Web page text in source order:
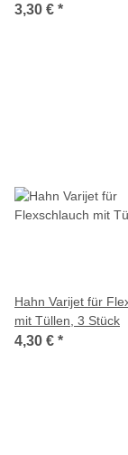
3,30 € *
Hahn Varijet für
mit Tüllen, 3 Stück
4,30 € *